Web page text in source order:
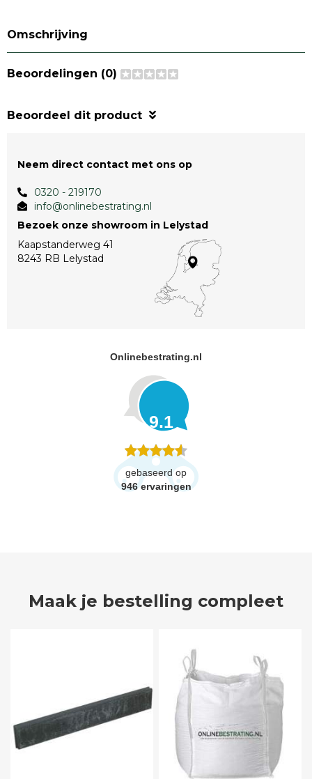
Omschrijving
Beoordelingen (0)
Beoordeel dit product
Neem direct contact met ons op
0320 - 219170
info@onlinebestrating.nl
Bezoek onze showroom in Lelystad
Kaapstanderweg 41
8243 RB Lelystad
Onlinebestrating.nl
9.1
gebaseerd op
946 ervaringen
Maak je bestelling compleet